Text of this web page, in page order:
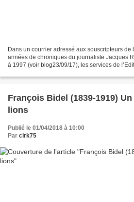
Dans un courrier adressé aux souscripteurs de
années de chroniques du journaliste Jacques
à 1997 (voir blog23/09/17), les services de
François Bidel (1839-1919)
lions
Publié le 01/04/2018 à 10:00
Par cirk75